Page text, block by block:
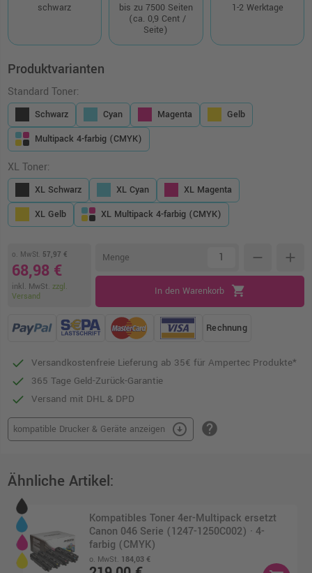
schwarz
bis zu 7500 Seiten
(ca. 0,9 Cent /
Seite)
1-2 Werktage
Produktvarianten
Standard Toner:
Schwarz Cyan Magenta
Gelb
Multipack 4-farbig (CMYK)
XL Toner:
XL Schwarz XL Cyan
XL Magenta
XL Gelb
XL Multipack 4-farbig (CMYK)
o. MwSt. 57,97 €
68,98 €
inkl. MwSt. zzgl.
Versand
Menge remove add
In den Warenkorb shopping_cart
Rechnung
Versandkostenfreie Lieferung ab 35€ für Ampertec Produkte*
365 Tage Geld-Zurück-Garantie
Versand mit DHL & DPD
kompatible Drucker & Geräte anzeigen arrow_circle_down help
Ähnliche Artikel:
Kompatibles Toner 4er-Multipack ersetzt
Canon 046 Serie (1247-1250C002) · 4-
farbig (CMYK)
o. MwSt. 184,03 €